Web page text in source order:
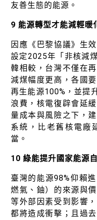
友善生態的能源。
9 能源轉型才能減輕暖
因應《巴黎協議》生
設定2025年「非核減
韓相較，台灣不僅在
減煤幅度更高，各國
再生能源100%，並提
浪費，核電復辟會延
量成本與風險之下，
系統，比老舊核電廠
當。
10 綠能提升國家能源
臺灣的能源98%仰賴
燃氣、鈾）的來源與
等外部因素受到影響
都將造成衝擊；且過